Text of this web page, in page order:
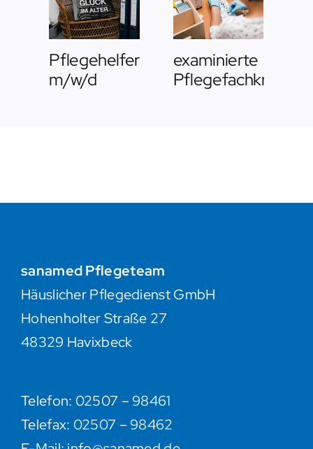
Pflegehelfer
m/w/d
examinierte
Pflegefachkraft
sanamed Pflegeteam
Häuslicher Pflegedienst GmbH
Hohenholter Straße 27
48329 Havixbeck
Telefon: 02507 – 98461
Telefax: 02507 – 98462